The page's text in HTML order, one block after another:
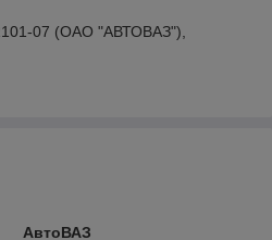
07 (ОАО "АВТОВАЗ"),
АвтоВАЗ